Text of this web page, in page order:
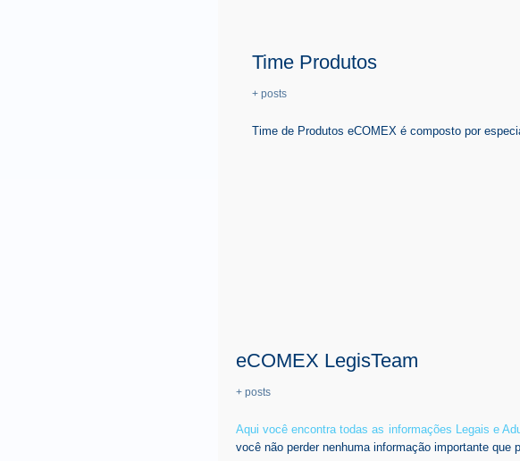
Time Produtos
+ posts
Time de Produtos eCOMEX é composto por
eCOMEX LegisTeam
+ posts
Aqui você encontra todas as informações Legais e
você não perder nenhuma informação importante